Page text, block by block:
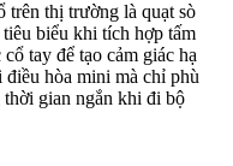
trên thị trường là quạt sò
biểu khi tích hợp tấm
tay để tạo cảm giác hạ
hòa mini mà chỉ phù
thời gian ngắn khi đi bộ